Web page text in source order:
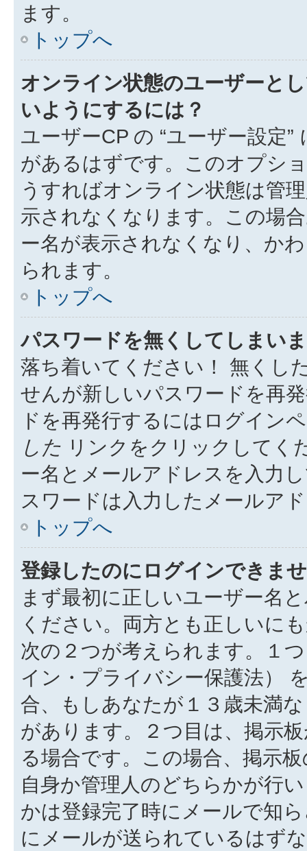
ます。
トップへ
オンライン状態のユーザーと
いようにするには？
ユーザーCP の “ユーザー設定
があるはずです。このオプシ
うすればオンライン状態は管
示されなくなります。この場
ー名が表示されなくなり、か
られます。
トップへ
パスワードを無くしてしまい
落ち着いてください！ 無くし
せんが新しいパスワードを再
ドを再発行するにはログイン
した リンクをクリックしてく
ー名とメールアドレスを入力
スワードは入力したメールア
トップへ
登録したのにログインできま
まず最初に正しいユーザー名
ください。両方とも正しいに
次の２つが考えられます。１
イン・プライバシー保護法）
合、もしあなたが１３歳未満
があります。２つ目は、掲示
る場合です。この場合、掲示
自身か管理人のどちらかが行
かは登録完了時にメールで知
にメールが送られているはず